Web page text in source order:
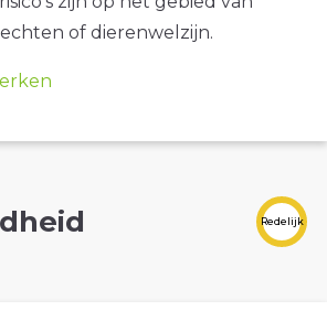
of dierenwelzijn.
Redelijk